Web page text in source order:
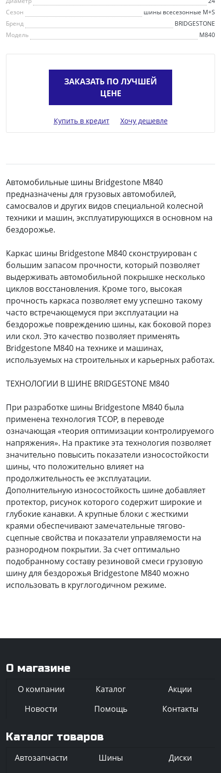
Сезон
шины всесезонные M+S
Бренд
BRIDGESTONE
Модель
M840
ЗАКАЗАТЬ ПО ЛУЧШЕЙ
ЦЕНЕ
Купить в кредит Хочу дешевле
Автомобильные шины Bridgestone M840
предназначены для грузовых автомобилей,
самосвалов и других видов специальной колесной
техники и машин, эксплуатирующихся в основном на
бездорожье.
Каркас шины Bridgestone M840 сконструирован с
большим запасом прочности, который позволяет
выдерживать автомобильной покрышке несколько
циклов восстановления. Кроме того, высокая
прочность каркаса позволяет ему успешно такому
часто встречающемуся при эксплуатации на
бездорожье повреждению шины, как боковой порез
или скол. Это качество позволяет применять
Bridgestone M840 на технике и машинах,
используемых на строительных и карьерных работах.
ТЕХНОЛОГИИ В ШИНЕ BRIDGESTONE M840
При разработке шины Bridgestone M840 была
применена технология TCOP, в переводе
означающая «теория оптимизации контролируемого
напряжения». На практике эта технология позволяет
значительно повысить показатели износостойкости
шины, что положительно влияет на
продолжительность ее эксплуатации.
Дополнительную износостойкость шине добавляет
протектор, рисунок которого содержит широкие и
глубокие канавки. А крупные блоки с жесткими
краями обеспечивают замечательные тягово-
сцепные свойства и показатели управляемости на
разнородном покрытии. За счет оптимально
подобранному составу резиновой смеси грузовую
шину для бездорожья Bridgestone M840 можно
использовать в круглогодичном режиме.
О магазине
О компании Каталог
Акции
Новости
Помощь Контакты
Каталог товаров
Автозапчасти Шины
Диски